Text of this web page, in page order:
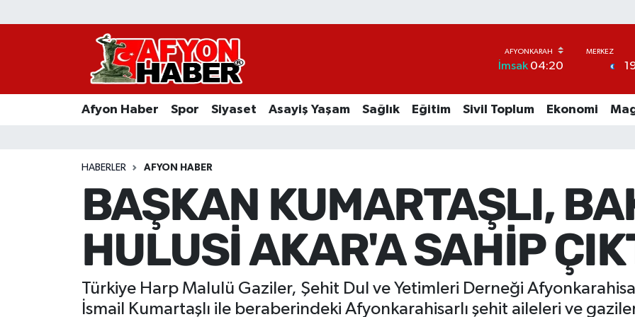
İmsak04:20
Afyon Haber Spor Siyaset Asayiş Yaşam Sağlık Eğitim Sivil Toplum Ekonomi
HABERLER AFYON HABER
BAŞKAN KUMARTAŞLI,
HULUSİ AKAR'A SAHİP
Türkiye Harp Malulü Gaziler, Şehit Dul ve Yetimleri Derneği
İsmail Kumartaşlı ile beraberindeki Afyonkarahisarlı şehit aileleri ve
Afyon Haber
Asayiş Yaşam
Ekonomi